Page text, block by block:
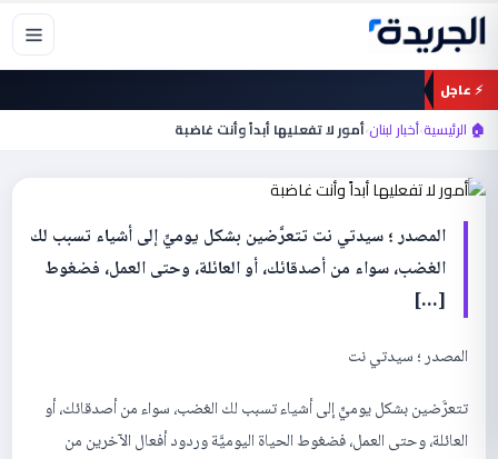
تخطي
المحتوى
⚡ عاجل
🏠 الرئيسية›أخبار لبنان›أمور لا تفعليها أبداً وأنت غاضبة أخبار لبنان
المصدر ؛ سيدتي نت تتعرَّضين بشكل يوميٍّ إلى أشياء تسبب لك
الغضب، سواء من أصدقائك، أو العائلة، وحتى العمل، فضغوط
[…]
المصدر ؛ سيدتي نت
تتعرَّضين بشكل يوميٍّ إلى أشياء تسبب لك الغضب، سواء من أصدقائك، أو
العائلة، وحتى العمل، فضغوط الحياة اليوميَّة وردود أفعال الآخرين من